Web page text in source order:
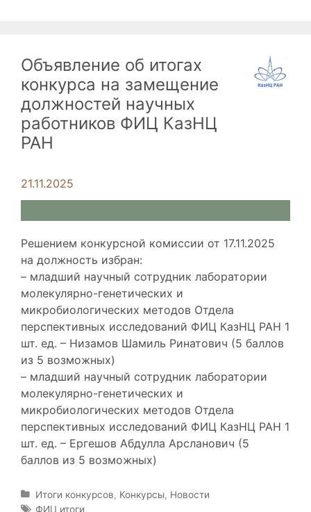
и
Объявление об итогах
конкурса на замещение
должностей научных
работников ФИЦ КазНЦ
РАН
21.11.2025
Решением конкурсной комиссии от 17.11.2025
на должность избран:
– младший научный сотрудник лаборатории
молекулярно-генетических и
микробиологических методов Отдела
перспективных исследований ФИЦ КазНЦ РАН 1
шт. ед. – Низамов Шамиль Ринатович (5 баллов
из 5 возможных)
– младший научный сотрудник лаборатории
молекулярно-генетических и
микробиологических методов Отдела
перспективных исследований ФИЦ КазНЦ РАН 1
шт. ед. – Ергешов Абдулла Арсланович (5
баллов из 5 возможных)
Р
у
Итоги конкурсов, Конкурсы, Новости
М
ФИЦ итоги